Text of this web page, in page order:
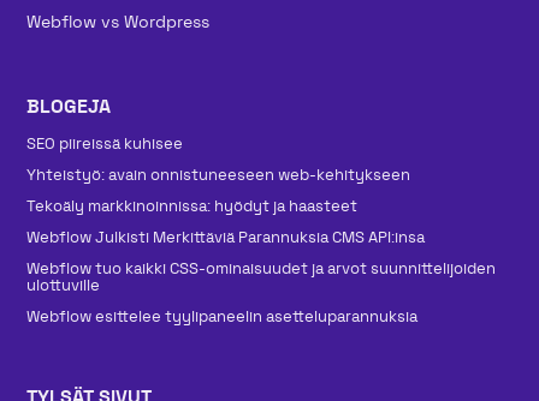
Webflow vs Wordpress
BLOGEJA
SEO piireissä kuhisee
Yhteistyö: avain onnistuneeseen web-kehitykseen
Tekoäly markkinoinnissa: hyödyt ja haasteet
Webflow Julkisti Merkittäviä Parannuksia CMS API:insa
Webflow tuo kaikki CSS-ominaisuudet ja arvot suunnittelijoiden
ulottuville
Webflow esittelee tyylipaneelin asetteluparannuksia